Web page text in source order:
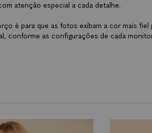
atenção especial a cada detalhe.
é para que as fotos exibam a cor mais
conforme as configurações de cada